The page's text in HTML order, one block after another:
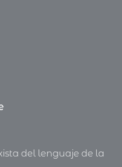
del lenguaje de la